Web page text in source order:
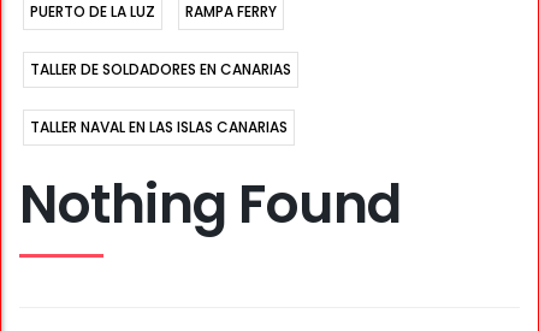
PUERTO DE LA LUZ RAMPA FERRY
TALLER DE SOLDADORES EN CANARIAS
TALLER NAVAL EN LAS ISLAS CANARIAS
Nothing Found